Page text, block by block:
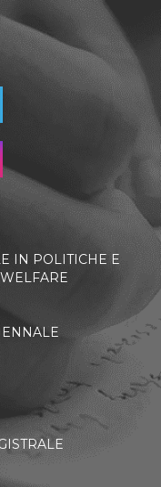
IN POLITICHE E